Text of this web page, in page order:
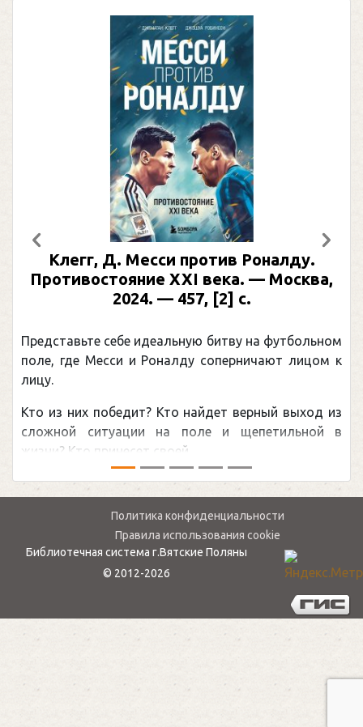
Клегг, Д. Месси против Роналду.
Противостояние XXI века. — Москва,
2024. — 457, [2] с.
Представьте себе идеальную битву на футбольном
поле, где Месси и Роналду соперничают лицом к
лицу.
Кто из них победит? Кто найдет верный выход из
сложной ситуации на поле и щепетильной в
жизни? Кто принесет своей ...
Предыдущий
Политика конфиденциальности
Правила использования cookie
Библиотечная система г.Вятские Поляны
© 2012-2026